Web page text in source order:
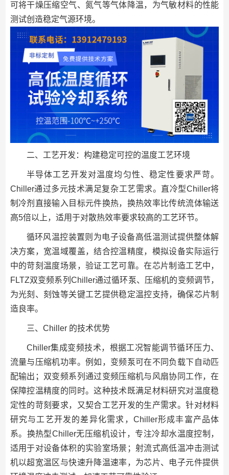
可将干燥压缩空气、氮气等气体降温，为气敏材料的性能
测试创造稳定气源环境。
二、工艺开发：构建稳定可控的温度工艺环境
半导体工艺开发对温度均匀性、稳定性要求严苛。
Chiller通过多元技术满足复杂工艺需求。直冷型Chiller将
制冷剂直接输入目标元件换热，换热效率比传统流体输送
高5倍以上，适用于对散热效率要求较高的工艺环节。
循环风温控装置则为电子设备高低温测试提供整体解
决方案，宽温域覆盖，结合控温精度，模拟设备实际运行
中的苛刻温度场景，验证工艺可靠。在芯片制造工艺中，
FLTZ双变频系列Chiller通过循环泵、压缩机的变频调节，
为光刻、刻蚀等关键工艺提供稳定温控支持，确保芯片制
造良率。
三、Chiller 的技术优势
Chiller集成变频技术，根据工况智能调节循环压力、
流量与压缩机功率。例如，变频泵可在不同负载下自动匹
配输出；双变频系列通过变频压缩机与风扇协同工作，在
保障控温精度的同时。这种技术既满足材料研究对温度稳
定性的苛刻要求，又契合工艺开发的生产需求。针对材料
研究与工艺开发的差异化需求，Chiller形成丰富产品体
系。换热型Chiller无压缩机设计，专注冷却水温度控制，
适用于对设备体积的实验室场景；射流式高低温冲击测试
机以超宽温区与快速升降温速率，为芯片、电子元件提供